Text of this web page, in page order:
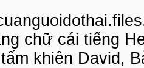
chữ cái tiếng
khiên David,